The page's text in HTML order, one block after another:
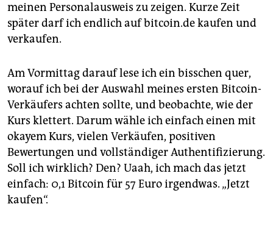
meinen Personalausweis zu zeigen. Kurze Zeit
später darf ich endlich auf bitcoin.de kaufen und
verkaufen.
Am Vormittag darauf lese ich ein bisschen quer,
worauf ich bei der Auswahl meines ersten Bitcoin-
Verkäufers achten sollte, und beobachte, wie der
Kurs klettert. Darum wähle ich einfach einen mit
okayem Kurs, vielen Verkäufen, positiven
Bewertungen und vollständiger Authentifizierung.
Soll ich wirklich? Den? Uaah, ich mach das jetzt
einfach: 0,1 Bitcoin für 57 Euro irgendwas. „Jetzt
kaufen“.